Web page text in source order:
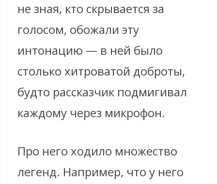
не зная, кто скрывается за
голосом, обожали эту
интонацию — в ней было
столько хитроватой доброты,
будто рассказчик подмигивал
каждому через микрофон.
Про него ходило множество
легенд. Например, что у него